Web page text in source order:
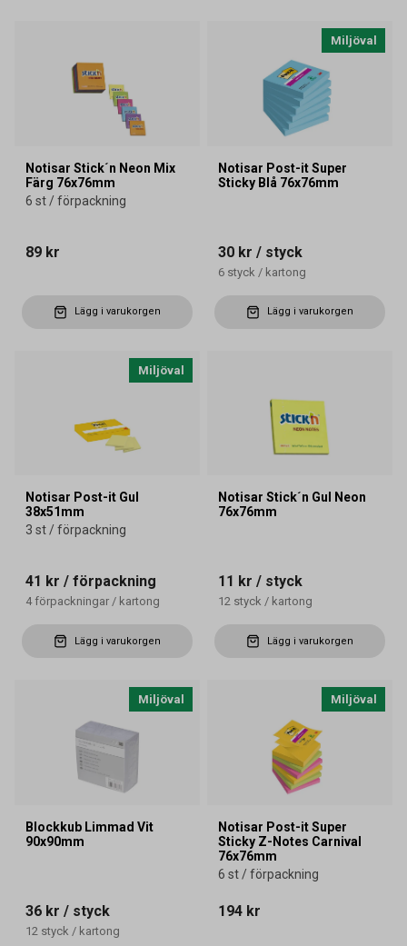
Notisar Stick´n Neon Mix
Färg 76x76mm
6 st / förpackning
89 kr
Lägg i varukorgen
Miljöval
Notisar Post-it Super
Sticky Blå 76x76mm
30 kr / styck
6 styck / kartong
Lägg i varukorgen
Miljöval
Notisar Post-it Gul
38x51mm
3 st / förpackning
41 kr / förpackning
4 förpackningar / kartong
Lägg i varukorgen
Notisar Stick´n Gul Neon
76x76mm
11 kr / styck
12 styck / kartong
Lägg i varukorgen
Miljöval
Blockkub Limmad Vit
90x90mm
36 kr / styck
12 styck / kartong
Miljöval
Notisar Post-it Super
Sticky Z-Notes Carnival
76x76mm
6 st / förpackning
194 kr